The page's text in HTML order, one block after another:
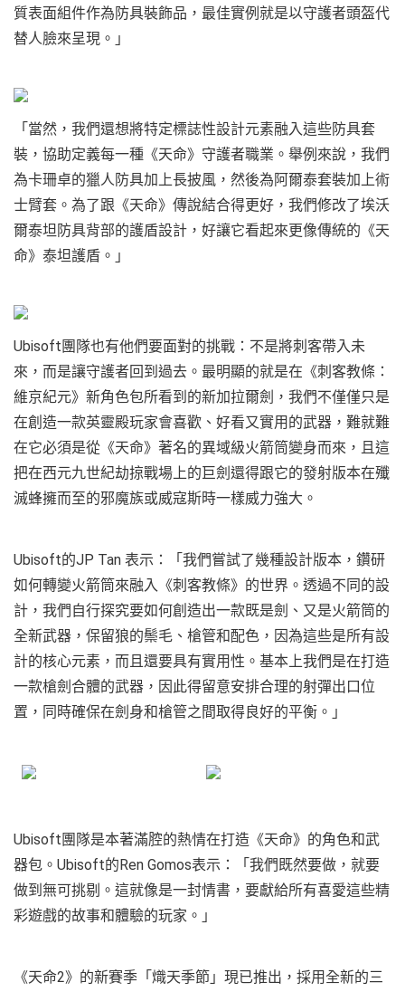
質表面組件作為防具裝飾品，最佳實例就是以守護者頭盔代
替人臉來呈現。」
「當然，我們還想將特定標誌性設計元素融入這些防具套
裝，協助定義每一種《天命》守護者職業。舉例來說，我們
為卡珊卓的獵人防具加上長披風，然後為阿爾泰套裝加上術
士臂套。為了跟《天命》傳說結合得更好，我們修改了埃沃
爾泰坦防具背部的護盾設計，好讓它看起來更像傳統的《天
命》泰坦護盾。」
Ubisoft團隊也有他們要面對的挑戰：不是將刺客帶入未
來，而是讓守護者回到過去。最明顯的就是在《刺客教條：
維京紀元》新角色包所看到的新加拉爾劍，我們不僅僅只是
在創造一款英靈殿玩家會喜歡、好看又實用的武器，難就難
在它必須是從《天命》著名的異域級火箭筒變身而來，且這
把在西元九世紀劫掠戰場上的巨劍還得跟它的發射版本在殲
滅蜂擁而至的邪魔族或威寇斯時一樣威力強大。
Ubisoft的JP Tan 表示：「我們嘗試了幾種設計版本，鑽研
如何轉變火箭筒來融入《刺客教條》的世界。透過不同的設
計，我們自行探究要如何創造出一款既是劍、又是火箭筒的
全新武器，保留狼的鬃毛、槍管和配色，因為這些是所有設
計的核心元素，而且還要具有實用性。基本上我們是在打造
一款槍劍合體的武器，因此得留意安排合理的射彈出口位
置，同時確保在劍身和槍管之間取得良好的平衡。」
Ubisoft團隊是本著滿腔的熱情在打造《天命》的角色和武
器包。Ubisoft的Ren Gomos表示：「我們既然要做，就要
做到無可挑剔。這就像是一封情書，要獻給所有喜愛這些精
彩遊戲的故事和體驗的玩家。」
《天命2》的新賽季「熾天季節」現已推出，採用全新的三